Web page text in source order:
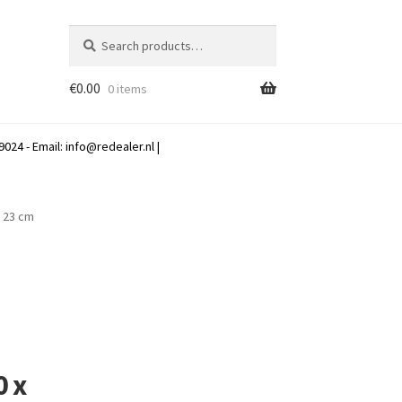
for:
€0.00 0 items
- Email: info@redealer.nl|
cm
x